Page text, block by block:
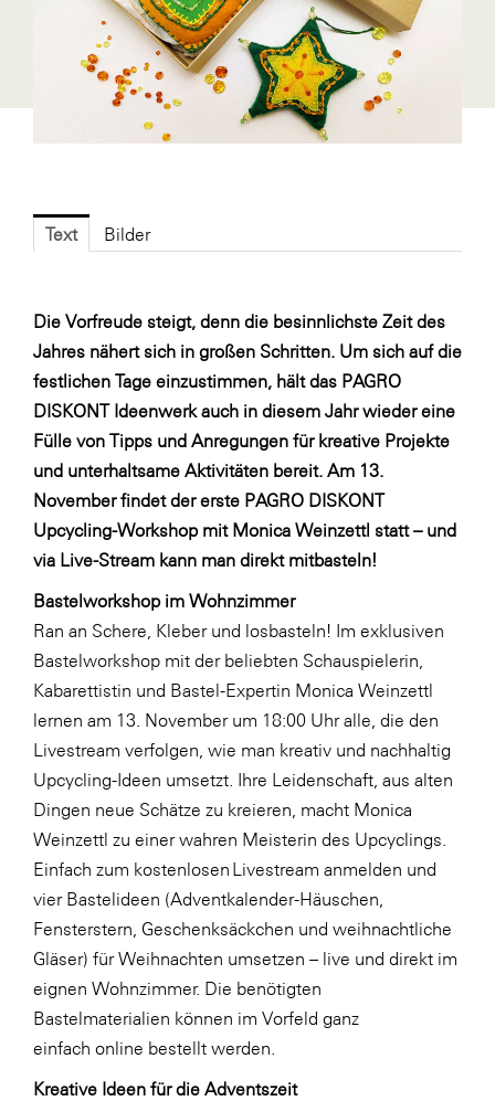
FG UBIT Salzburg
foodaffairs
Fressnapf
FRoSTA
Gardena
Bauvereinigungen
Getzner Werkstoffe
Heimat Österreich
ikp
JELD-WEN DANA
kosaplaner
LAT Nitrogen
Lidl Österreich
Die Menü-Manufaktur
MTH Retail Group
OMV
OptimaMed
PHH Rechtsanwält:innen
Primark
sebamed
SeneCura
Text Bilder
Die Vorfreude steigt, denn die besinnlichste Zeit des
Jahres nähert sich in großen Schritten. Um sich auf die
festlichen Tage einzustimmen, hält das PAGRO
DISKONT Ideenwerkauch in diesem Jahr wieder eine
Fülle von Tipps und Anregungen für kreative Projekte
und unterhaltsame Aktivitäten bereit. Am 13.
November findet der erste PAGRO DISKONT
Upcycling-Workshop mit Monica Weinzettl statt – und
via Live-Stream kann man direkt mitbasteln!
Bastelworkshop im Wohnzimmer
Ran an Schere, Kleber und losbasteln! Im exklusiven
Bastelworkshop mit der beliebten Schauspielerin,
Kabarettistin und Bastel-Expertin Monica Weinzettl
lernen am 13. November um 18:00 Uhr alle, die den
Livestream verfolgen, wie man kreativ und nachhaltig
Upcycling-Ideen umsetzt. Ihre Leidenschaft, aus alten
Dingen neue Schätze zu kreieren, macht Monica
Weinzettl zu einer wahren Meisterin des Upcyclings.
Einfach zum kostenlosen Livestream anmelden und
vier Bastelideen (Adventkalender-Häuschen,
Fensterstern, Geschenksäckchen und weihnachtliche
Gläser) für Weihnachten umsetzen – live und direkt im
eignen Wohnzimmer. Die benötigten
Bastelmaterialien können im Vorfeld ganz
einfach online bestellt werden.
Kreative Ideen für die Adventszeit